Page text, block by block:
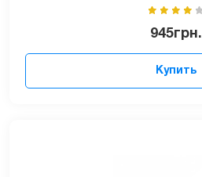
945грн.
Купить